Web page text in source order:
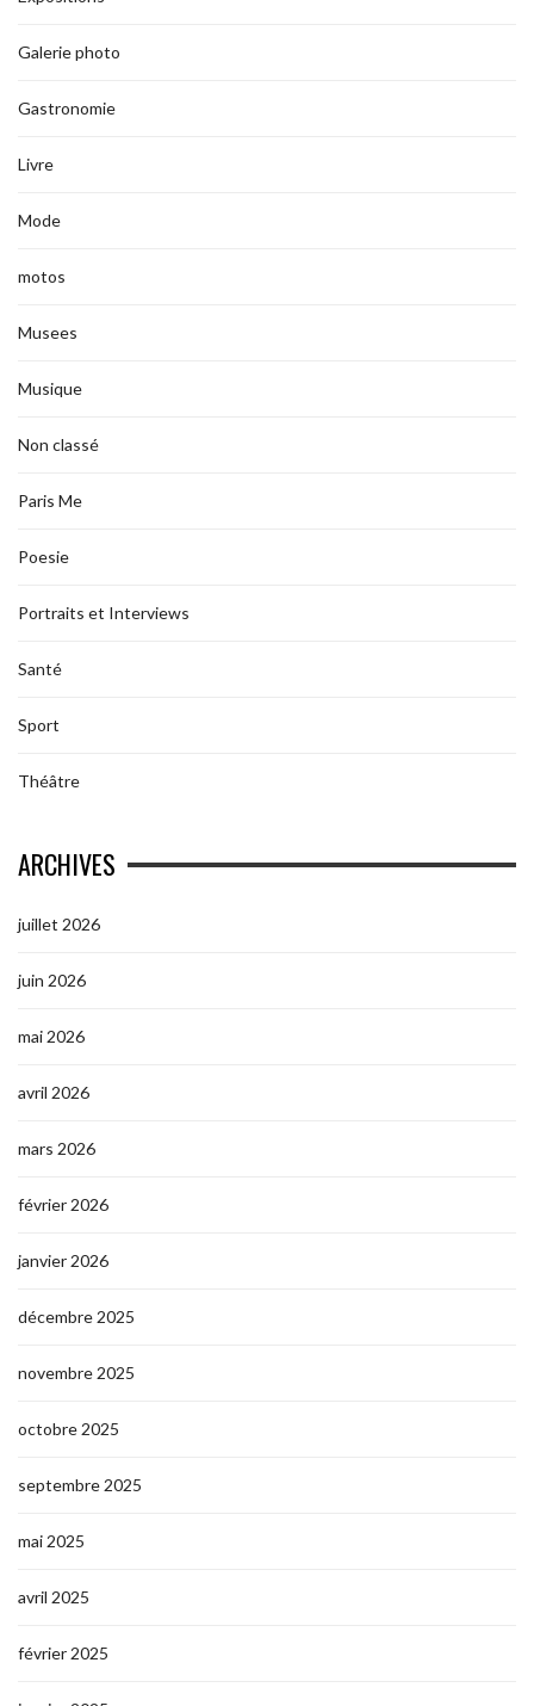
Galerie photo
Gastronomie
Livre
Mode
motos
Musees
Musique
Non classé
Paris Me
Poesie
Portraits et Interviews
Santé
Sport
Théâtre
ARCHIVES
juillet 2026
juin 2026
mai 2026
avril 2026
mars 2026
février 2026
janvier 2026
décembre 2025
novembre 2025
octobre 2025
septembre 2025
mai 2025
avril 2025
février 2025